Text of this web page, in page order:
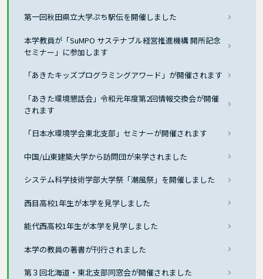
第一回秋田県立大学ぷち駅伝を開催しました
本学教員が「SuMPO サステナブル経営推進機構 開所記念
セミナー」に参加します
「あきたキッズプログラミングアワード」が開催されます
「あきた環境懇話会」令和元年度第2回情報交換会が開催
されます
「日本水環境学会東北支部」セミナーが開催されます
中国/山東建築大学から訪問団が来学されました
システム科学技術学部大学祭「潮風祭」を開催しました
西目高校1年生が本学を見学しました
能代西高校1年生が本学を見学しました
本学の教員の著書が刊行されました
第３回北海道・東北支部同窓会が開催されました